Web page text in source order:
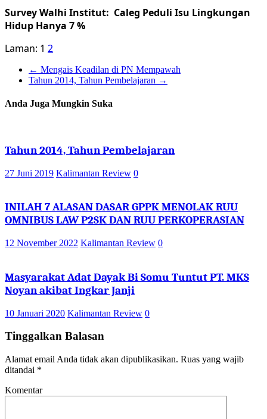
Survey Walhi Institut: Caleg Peduli Isu Lingkungan
Hidup Hanya 7 %
Laman: 1 2
← Mengais Keadilan di PN Mempawah
Tahun 2014, Tahun Pembelajaran →
Anda Juga Mungkin Suka
Tahun 2014, Tahun Pembelajaran
27 Juni 2019 Kalimantan Review 0
INILAH 7 ALASAN DASAR GPPK MENOLAK RUU
OMNIBUS LAW P2SK DAN RUU PERKOPERASIAN
12 November 2022 Kalimantan Review 0
Masyarakat Adat Dayak Bi Somu Tuntut PT. MKS
Noyan akibat Ingkar Janji
10 Januari 2020 Kalimantan Review 0
Tinggalkan Balasan
Alamat email Anda tidak akan dipublikasikan. Ruas yang wajib
ditandai *
Komentar